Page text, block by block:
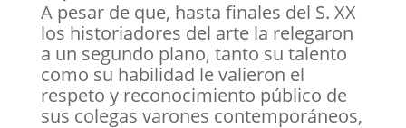
A pesar de que, hasta finales del S. XX
los historiadores del arte la relegaron
a un segundo plano, tanto su talento
como su habilidad le valieron el
respeto y reconocimiento público de
sus colegas varones contemporáneos,